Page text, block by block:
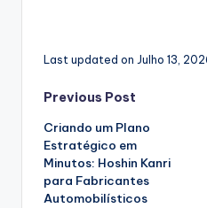
Last updated on Julho 13,
Post
navigation
Previous Post
Criando um Plano
Estratégico em
Minutos: Hoshin Kanri
para Fabricantes
Automobilísticos